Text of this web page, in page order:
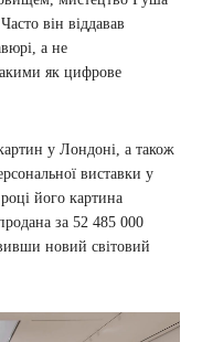
він віддавав
а не
як цифрове
у Лондоні, а також
виставки у
його картина
за 52 485 000
новий світовий